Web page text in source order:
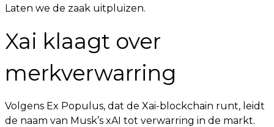
Laten we de zaak uitpluizen.
Xai klaagt over
merkverwarring
Volgens Ex Populus, dat de Xai-blockchain runt, leidt
de naam van Musk’s xAI tot verwarring in de markt.